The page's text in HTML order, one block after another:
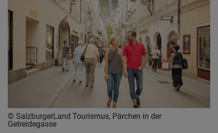
© SalzburgerLand Tourismus, Pärchen in der
Getreidegasse